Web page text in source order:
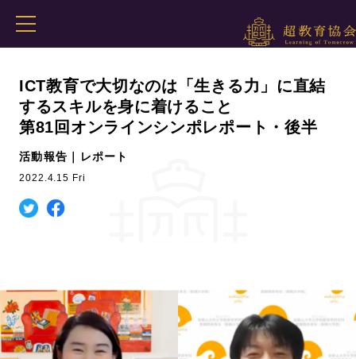
ICT教育で大切なのは「生きる力」に直結
するスキルを身に着けること
第81回オンラインシンポレポート・後半
活動報告｜レポート
2022.4.15 Fri